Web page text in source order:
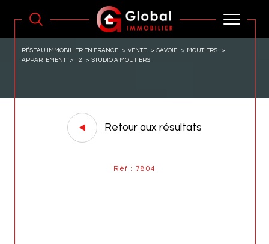
RÉSEAU IMMOBILIER EN FRANCE VENTE SAVOIE
MOUTIERS
APPARTEMENT
T2 STUDIO A MOUTIERS
Retour aux résultats
Réf : 7804